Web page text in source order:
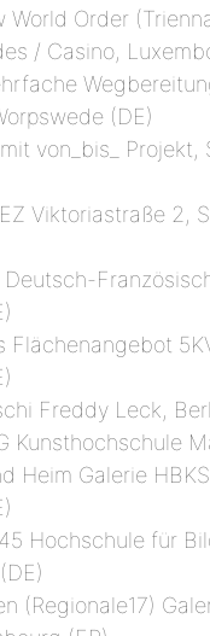
World Order
/ Casino,
(DE)
von_bis_ Projekt,
Viktoriastraße 2,
Deutsch-
Flächenangebot
Freddy Leck,
Kunsthochschule
Heim Galerie
Hochschule für
(Regionale17)